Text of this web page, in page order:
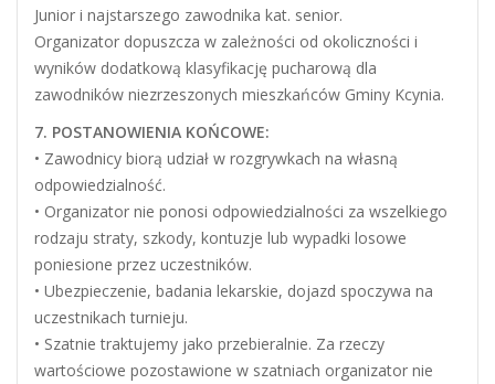
Junior i najstarszego zawodnika kat. senior.
Organizator dopuszcza w zależności od okoliczności i
wyników dodatkową klasyfikację pucharową dla
zawodników niezrzeszonych mieszkańców Gminy Kcynia.
7. POSTANOWIENIA KOŃCOWE:
• Zawodnicy biorą udział w rozgrywkach na własną
odpowiedzialność.
• Organizator nie ponosi odpowiedzialności za wszelkiego
rodzaju straty, szkody, kontuzje lub wypadki losowe
poniesione przez uczestników.
• Ubezpieczenie, badania lekarskie, dojazd spoczywa na
uczestnikach turnieju.
• Szatnie traktujemy jako przebieralnie. Za rzeczy
wartościowe pozostawione w szatniach organizator nie